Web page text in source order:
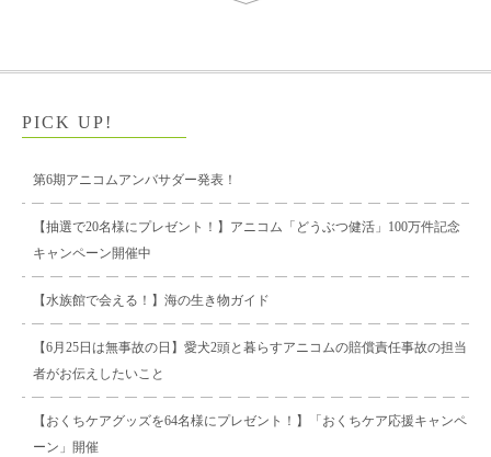
PICK UP!
第6期アニコムアンバサダー発表！
【抽選で20名様にプレゼント！】アニコム「どうぶつ健活」100万件記念
キャンペーン開催中
【水族館で会える！】海の生き物ガイド
【6月25日は無事故の日】愛犬2頭と暮らすアニコムの賠償責任事故の担当
者がお伝えしたいこと
【おくちケアグッズを64名様にプレゼント！】「おくちケア応援キャンペ
ーン」開催